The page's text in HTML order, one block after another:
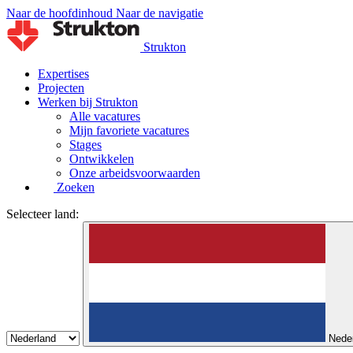
Naar de hoofdinhoud Naar de navigatie
Strukton
Expertises
Projecten
Werken bij Strukton
Alle vacatures
Mijn favoriete vacatures
Stages
Ontwikkelen
Onze arbeidsvoorwaarden
Zoeken
Selecteer land: